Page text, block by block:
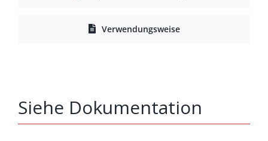
Verwendungsweise
Siehe Dokumentation